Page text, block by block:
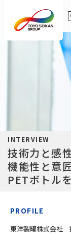
INTERVIEW
技術力と感
機能性と意
PETボトルを
PROFILE
東洋製罐株式会社
技術系若手
それぞれが
事務系若手